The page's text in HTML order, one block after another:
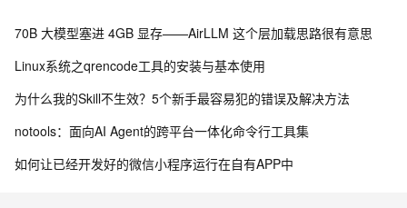
70B 大模型塞进 4GB 显存——AirLLM 这个层加载思路很有意思
Linux系统之qrencode工具的安装与基本使用
为什么我的Skill不生效？5个新手最容易犯的错误及解决方法
notools：面向AI Agent的跨平台一体化命令行工具集
如何让已经开发好的微信小程序运行在自有APP中